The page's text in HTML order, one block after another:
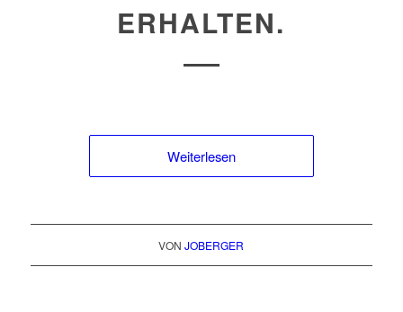
ERHALTEN.
Weiterlesen
VONJOBERGER